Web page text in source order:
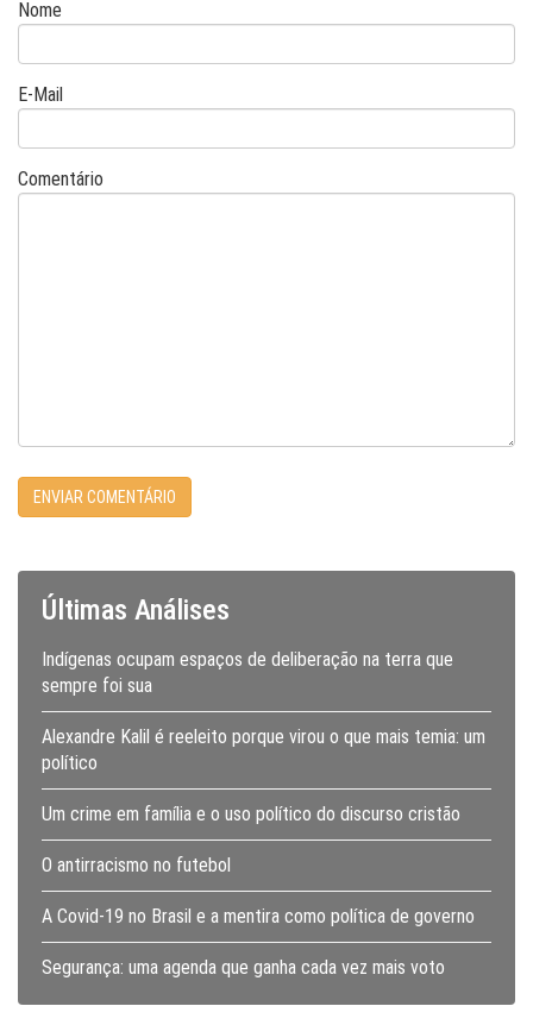
Nome
E-Mail
Comentário
Últimas Análises
Indígenas ocupam espaços de deliberação na terra que
sempre foi sua
Alexandre Kalil é reeleito porque virou o que mais temia: um
político
Um crime em família e o uso político do discurso cristão
O antirracismo no futebol
A Covid-19 no Brasil e a mentira como política de governo
Segurança: uma agenda que ganha cada vez mais voto